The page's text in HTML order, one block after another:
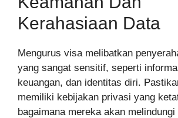
Kerahasiaan Data
Mengurus visa melibatkan
yang sangat sensitif, seperti
keuangan, dan identitas diri.
memiliki kebijakan privasi yang
bagaimana mereka akan melindungi